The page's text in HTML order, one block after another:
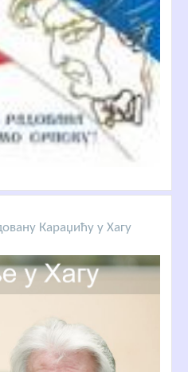
Караџићу у Хагу